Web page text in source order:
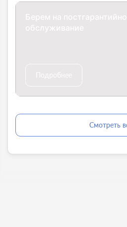
Смотреть
Берем на
обслуживание
Подробнее